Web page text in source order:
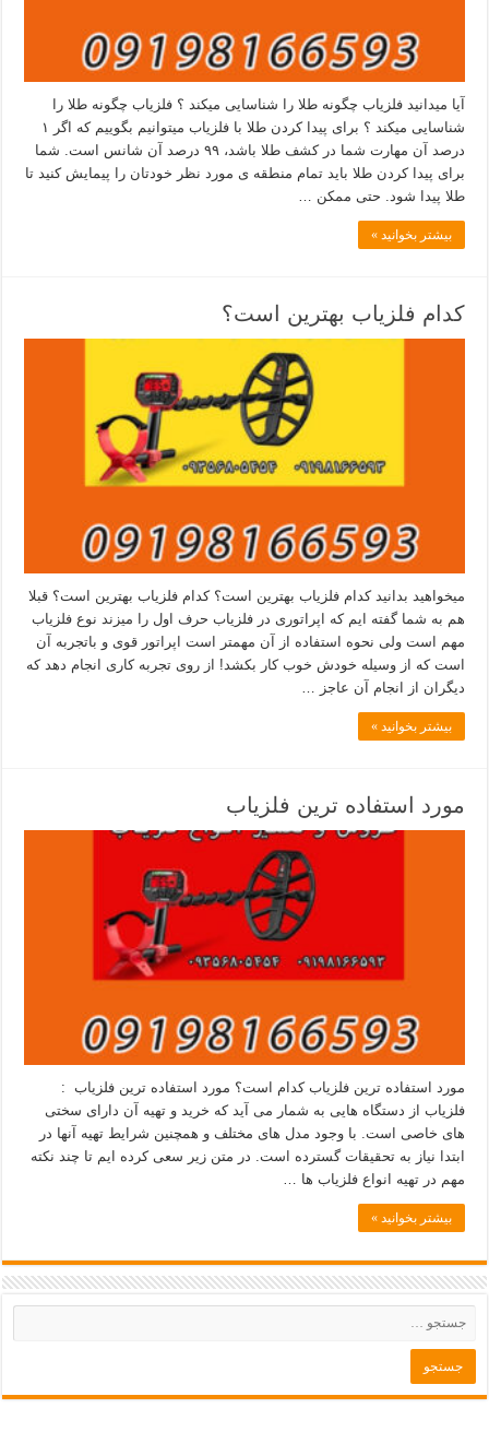
آیا میدانید فلزیاب چگونه طلا را شناسایی میکند ؟ فلزیاب چگونه طلا را
شناسایی میکند ؟ برای پیدا کردن طلا با فلزیاب میتوانیم بگوییم که اگر ۱
درصد آن مهارت شما در کشف طلا باشد، ۹۹ درصد آن شانس است. شما
برای پیدا کردن طلا باید تمام منطقه ی مورد نظر خودتان را پیمایش کنید تا
طلا پیدا شود. حتی ممکن …
بیشتر بخوانید »
کدام فلزیاب بهترین است؟
میخواهید بدانید کدام فلزیاب بهترین است؟ کدام فلزیاب بهترین است؟ قبلا
هم به شما گفته ایم که اپراتوری در فلزیاب حرف اول را میزند نوع فلزیاب
مهم است ولی نحوه استفاده از آن مهمتر است اپراتور قوی و باتجربه آن
است که از وسیله خودش خوب کار بکشد! از روی تجربه کاری انجام دهد که
دیگران از انجام آن عاجز …
بیشتر بخوانید »
مورد استفاده ترین فلزیاب
مورد استفاده ترین فلزیاب کدام است؟ مورد استفاده ترین فلزیاب :
فلزیاب از دستگاه هایی به شمار می آید که خرید و تهیه آن دارای سختی
های خاصی است. با وجود مدل های مختلف و همچنین شرایط تهیه آنها در
ابتدا نیاز به تحقیقات گسترده است. در متن زیر سعی کرده ایم تا چند نکته
مهم در تهیه انواع فلزیاب ها …
بیشتر بخوانید »